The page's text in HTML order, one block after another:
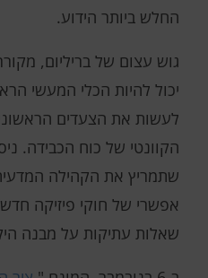
החלש ביותר הידוע.
גוש עצום של בריליום,
יכול להיות הכלי המעשי
לעשות את הצעדים
הקוונטי של כוח הכבידה.
שתמריץ את הקהילה
אפשרי של חוקי פיזיקה
שאלות עתיקות על מבנה